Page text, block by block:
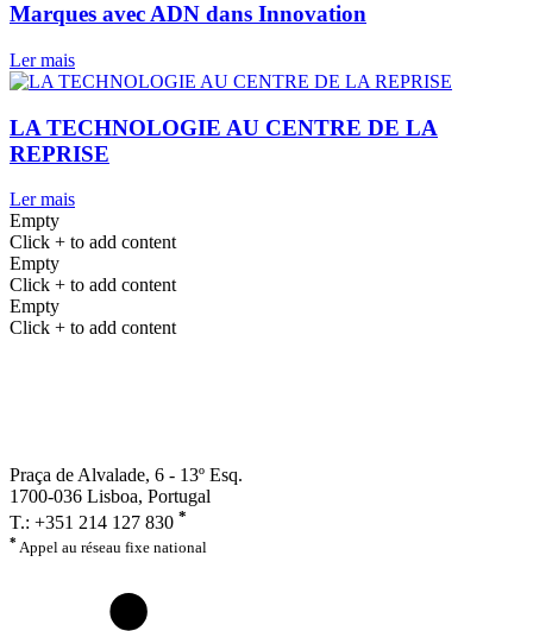
Marques avec ADN dans Innovation
Ler mais
LA TECHNOLOGIE AU CENTRE DE LA
REPRISE
Ler mais
Empty
Click + to add content
Empty
Click + to add content
Empty
Click + to add content
Praça de Alvalade, 6 - 13º Esq.
1700-036 Lisboa, Portugal
T.: +351 214 127 830 *
* Appel au réseau fixe national